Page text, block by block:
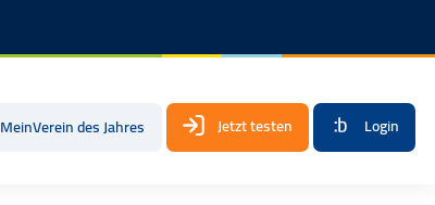
MeinVerein des Jahres Jetzt testen Login